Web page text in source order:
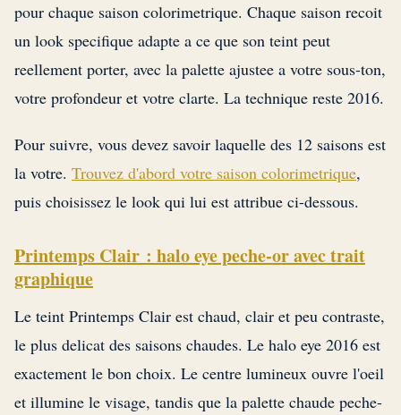
pour chaque saison colorimetrique. Chaque saison recoit
un look specifique adapte a ce que son teint peut
reellement porter, avec la palette ajustee a votre sous-ton,
votre profondeur et votre clarte. La technique reste 2016.
Pour suivre, vous devez savoir laquelle des 12 saisons est
la votre. Trouvez d'abord votre saison colorimetrique,
puis choisissez le look qui lui est attribue ci-dessous.
Printemps Clair : halo eye peche-or avec trait
graphique
Le teint Printemps Clair est chaud, clair et peu contraste,
le plus delicat des saisons chaudes. Le halo eye 2016 est
exactement le bon choix. Le centre lumineux ouvre l'oeil
et illumine le visage, tandis que la palette chaude peche-